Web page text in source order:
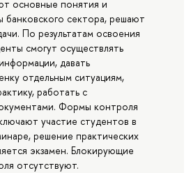
основные понятия и
банковского сектора, решают
По результатам освоения
смогут осуществлять
давать
отдельным ситуациям,
работать с
Формы контроля
участие студентов в
решение практических
экзамен. Блокирующие
отсутствуют.